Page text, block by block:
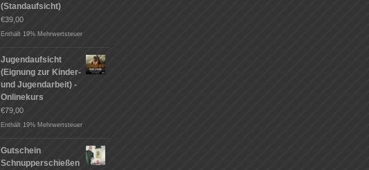
(Standaufsicht)
€39,00
Enthält 19% Mehrwertsteuer
Jugendaufsicht
(Eignung zur Kinder-
und Jugendarbeit) -
Onlinekurs
€79,00
Enthält 19% Mehrwertsteuer
Gutschein
Schnupperschießen